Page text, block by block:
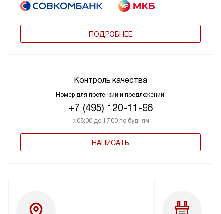
ПОДРОБНЕЕ
Контроль качества
Номер для претензий и предложений:
+7 (495) 120-11-96
с 08:00 до 17:00 по будням
НАПИСАТЬ